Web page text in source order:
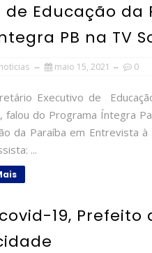
Educação da
PB na TV
maio 15, 2021 0
Executivo de
falou do Programa Íntegra
da Paraíba em Entrevista
...
19, Prefeito